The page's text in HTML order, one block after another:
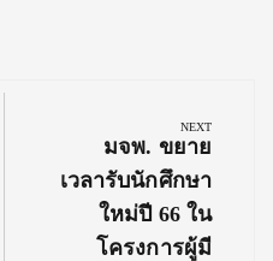
NEXT
Next
Post:
มจพ. ขยาย
เวลารับนักศึกษา
ใหม่ปี 66 ใน
โครงการผู้มี